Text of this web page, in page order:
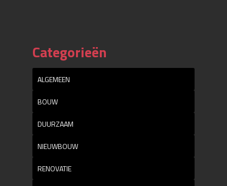
Categorieën
ALGEMEEN
BOUW
DUURZAAM
NIEUWBOUW
RENOVATIE